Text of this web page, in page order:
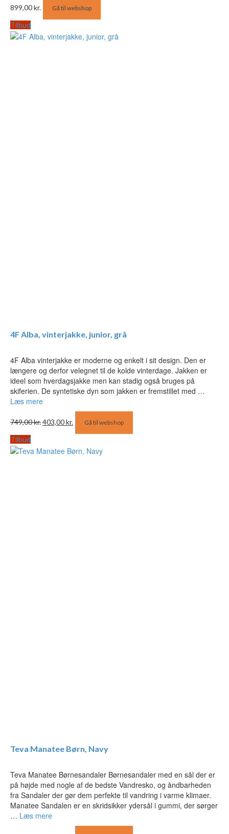
899,00kr. Gå til webshop
Tilbud
4F Alba, vinterjakke, junior, grå
4F Alba vinterjakke er moderne og enkelt i sit design. Den er
længere og derfor velegnet til de kolde vinterdage. Jakken er
ideel som hverdagsjakke men kan stadig også bruges på
skiferien. De syntetiske dyn som jakken er fremstillet med …
Læs mere
749,00kr.oprindelige
749,00 kr..
403,00kr.aktuelle
pris
403,00 kr..
Gå til webshop
Tilbud
Teva Manatee Børn, Navy
Teva Manatee Børnesandaler Børnesandaler med en sål der er
på højde med nogle af de bedste Vandresko, og åndbarheden
fra Sandaler der gør dem perfekte til vandring i varme klimaer.
Manatee Sandalen er en skridsikker ydersål i gummi, der sørger
… Læs mere